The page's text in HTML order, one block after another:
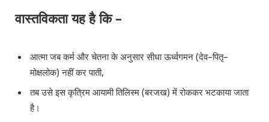
वास्तविकता यह है कि –
आत्मा जब कर्म और चेतना के अनुसार सीधा ऊर्ध्वगमन (देव–पितृ–
मोक्षलोक) नहीं कर पाती,
तब उसे इस कृत्रिम आयामी तिलिस्म (बरजख) में रोककर भटकाया जाता
है।